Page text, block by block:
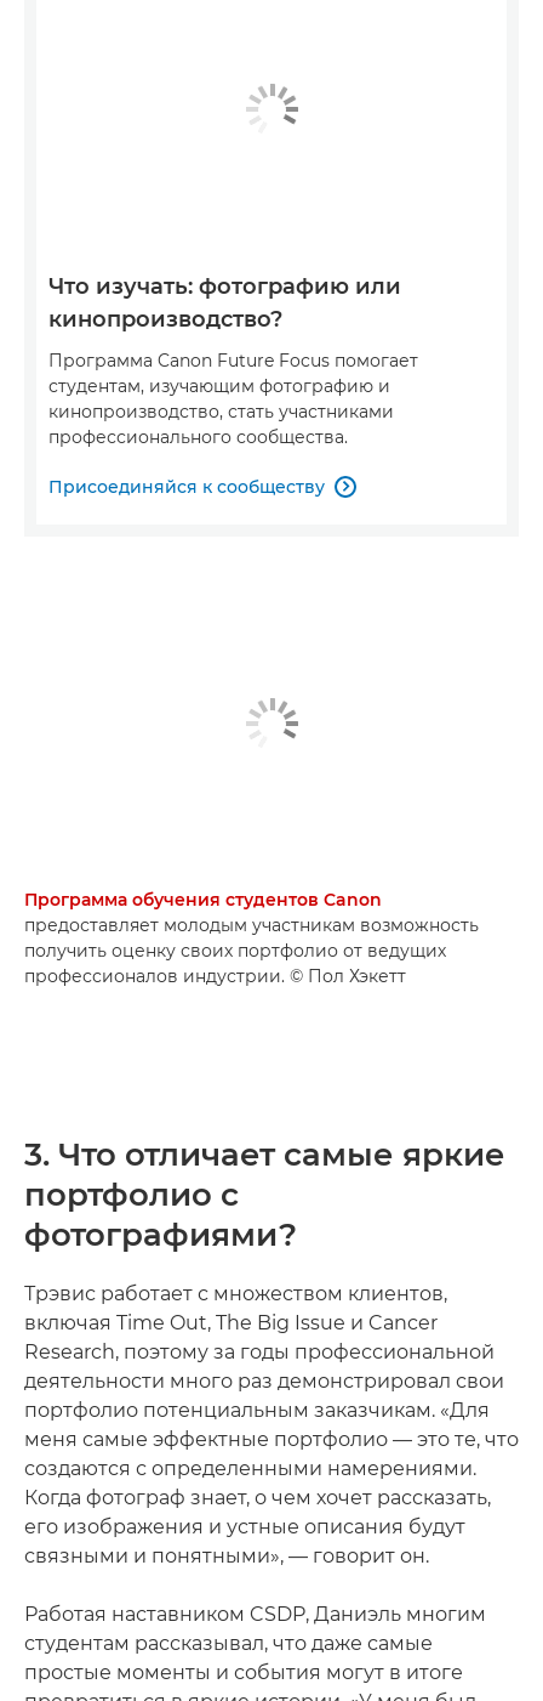
Что изучать: фотографию или
кинопроизводство?
Программа Canon Future Focus помогает
студентам, изучающим фотографию и
кинопроизводство, стать участниками
профессионального сообщества.
Присоединяйся к сообществу 
Программа обучения студентов Canon
предоставляет молодым участникам возможность
получить оценку своих портфолио от ведущих
профессионалов индустрии. © Пол Хэкетт
3. Что отличает самые яркие
портфолио с
фотографиями?
Трэвис работает с множеством клиентов,
включая Time Out, The Big Issue и Cancer
Research, поэтому за годы профессиональной
деятельности много раз демонстрировал свои
портфолио потенциальным заказчикам. «Для
меня самые эффектные портфолио — это те, что
создаются с определенными намерениями.
Когда фотограф знает, о чем хочет рассказать,
его изображения и устные описания будут
связными и понятными», — говорит он.
Работая наставником CSDP, Даниэль многим
студентам рассказывал, что даже самые
простые моменты и события могут в итоге